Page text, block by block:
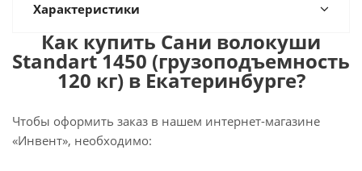
Характеристики
Как купить Сани волокуши
Standart 1450 (грузоподъемность
120 кг) в Екатеринбурге?
Чтобы оформить заказ в нашем интернет-магазине
«Инвент», необходимо: